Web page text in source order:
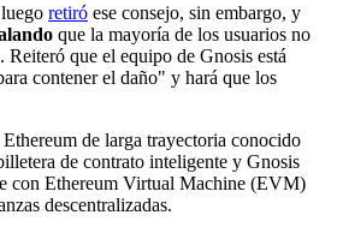
retiró ese consejo, sin embargo, y
que la mayoría de los usuarios no
Reiteró que el equipo de Gnosis está
contener el daño" y hará que los
de larga trayectoria conocido
de contrato inteligente y Gnosis
con Ethereum Virtual Machine (EVM)
descentralizadas.